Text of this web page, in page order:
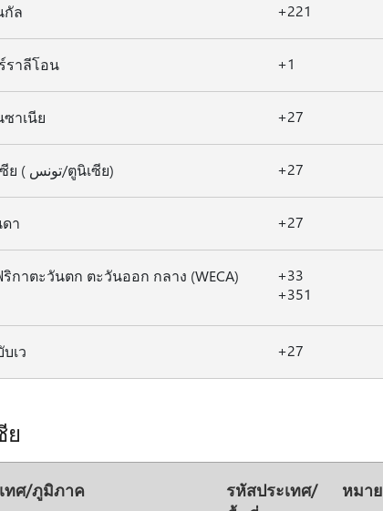
กัล +221
ราลีโอน +1
าเนีย +27
ตูนิเซีย ( تونس/ตูนิเซีย) +27
า +27
กาตะวันตก ตะวันออก กลาง (WECA)
+33
+351
เว +27
ย
ทศ/ภูมิภาค
รหัสประเทศ/
หมา